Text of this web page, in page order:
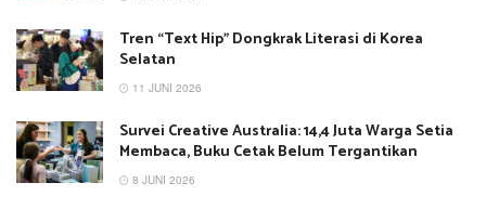
Tren “Text Hip” Dongkrak Literasi di Korea
Selatan
11 JUNI 2026
Survei Creative Australia: 14,4 Juta Warga Setia
Membaca, Buku Cetak Belum Tergantikan
8 JUNI 2026